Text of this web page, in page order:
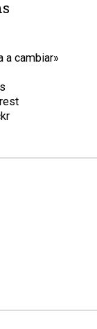
a cambiar»